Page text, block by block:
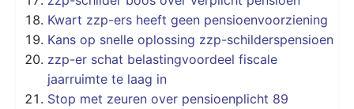
Kwart zzp-ers heeft geen pensioenvoorziening
Kans op snelle oplossing zzp-schilderspensioen
zzp-er schat belastingvoordeel fiscale
jaarruimte te laag in
Stop met zeuren over pensioenplicht 89